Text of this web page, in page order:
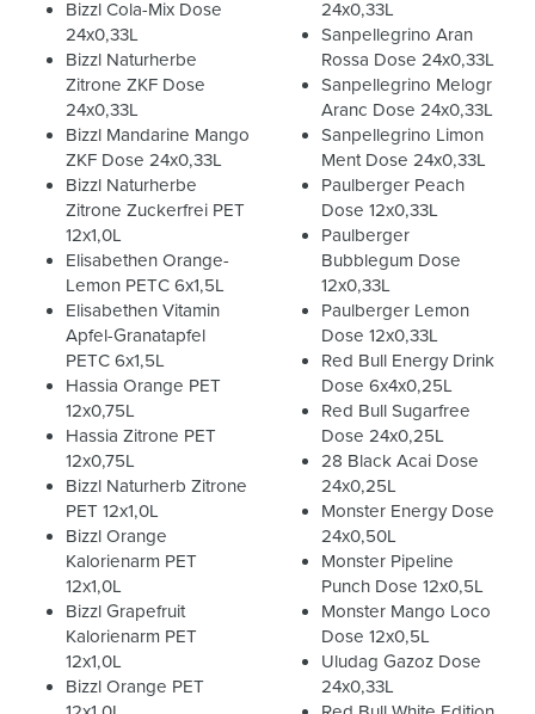
Bizzl Cola-Mix Dose
24x0,33L
Bizzl Naturherbe
Zitrone ZKF Dose
24x0,33L
Bizzl Mandarine Mango
ZKF Dose 24x0,33L
Bizzl Naturherbe
Zitrone Zuckerfrei PET
12x1,0L
Elisabethen Orange-
Lemon PETC 6x1,5L
Elisabethen Vitamin
Apfel-Granatapfel
PETC 6x1,5L
Hassia Orange PET
12x0,75L
Hassia Zitrone PET
12x0,75L
Bizzl Naturherb Zitrone
PET 12x1,0L
Bizzl Orange
Kalorienarm PET
12x1,0L
Bizzl Grapefruit
Kalorienarm PET
12x1,0L
Bizzl Orange PET
24x0,33L
Sanpellegrino Aran
Rossa Dose 24x0,33L
Sanpellegrino Melogr
Aranc Dose 24x0,33L
Sanpellegrino Limon
Ment Dose 24x0,33L
Paulberger Peach
Dose 12x0,33L
Paulberger
Bubblegum Dose
12x0,33L
Paulberger Lemon
Dose 12x0,33L
Red Bull Energy Drink
Dose 6x4x0,25L
Red Bull Sugarfree
Dose 24x0,25L
28 Black Acai Dose
24x0,25L
Monster Energy Dose
24x0,50L
Monster Pipeline
Punch Dose 12x0,5L
Monster Mango Loco
Dose 12x0,5L
Uludag Gazoz Dose
24x0,33L